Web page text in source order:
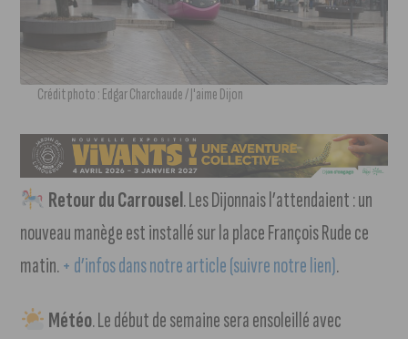
Crédit photo : Edgar Charchaude / J'aime Dijon
Retour du Carrousel. Les Dijonnais l’attendaient : un
nouveau manège est installé sur la place François Rude ce
matin.+ d’infos dans notre article (suivre notre lien).
Météo. Le début de semaine sera ensoleillé avec